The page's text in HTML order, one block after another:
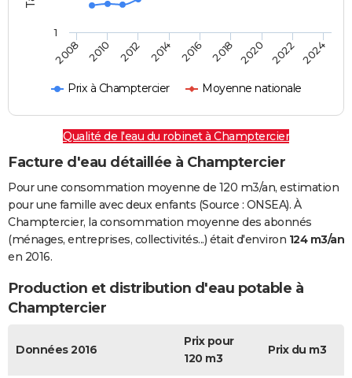
Prix à Champtercier Moyenne nationale
2008 2010 2012 2014 2016 2018 2020 2022 2024
1
Qualité de l'eau du robinet à Champtercier
Facture d'eau détaillée à Champtercier
Pour une consommation moyenne de 120 m3/an, estimation
pour une famille avec deux enfants (Source : ONSEA). À
Champtercier, la consommation moyenne des abonnés
(ménages, entreprises, collectivités...) était d'environ 124 m3/an
en 2016.
Production et distribution d'eau potable à
Champtercier
Données 2016
Prix pour
120 m3
Prix du m3